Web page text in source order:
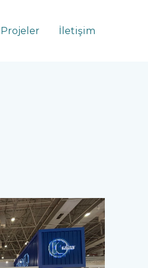
Projeler İletişim